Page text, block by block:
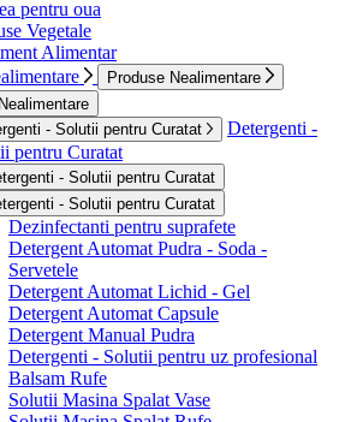
pentru oua
Vegetale
Alimentar
Produse Nealimentare
- Solutii pentru Curatat
Detergenti -
pentru Curatat
- Solutii pentru Curatat
- Solutii pentru Curatat
Dezinfectanti pentru suprafete
Detergent Automat Pudra - Soda -
Servetele
Detergent Automat Lichid - Gel
Detergent Automat Capsule
Detergent Manual Pudra
Detergenti - Solutii pentru uz profesional
Balsam Rufe
Solutii Masina Spalat Vase